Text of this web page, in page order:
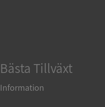
Bästa Tillväxt
Information